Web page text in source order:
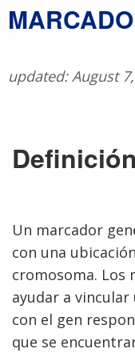
updated: August
Definición
Un marcador
con una
cromosoma. Los
ayudar a
con el gen
que se